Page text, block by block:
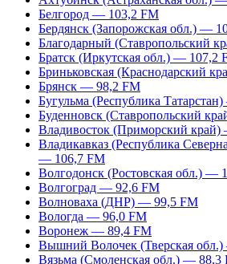
Белгород — 103,2 FM
Бердянск (Запорожская обл.) —
Благодарный (Ставропольский
Братск (Иркутская обл.) — 107,2
Бриньковская (Краснодарский
Брянск — 98,2 FM
Бугульма (Республика
Буденновск (Ставропольский
Владивосток (Приморский
Владикавказ (Республика
— 106,7 FM
Волгодонск (Ростовская обл.) —
Волгоград — 92,6 FM
Волноваха (ДНР) — 99,5 FM
Вологда — 96,0 FM
Воронеж — 89,4 FM
Вышний Волочек (Тверская
Вязьма (Смоленская обл.) — 88,3